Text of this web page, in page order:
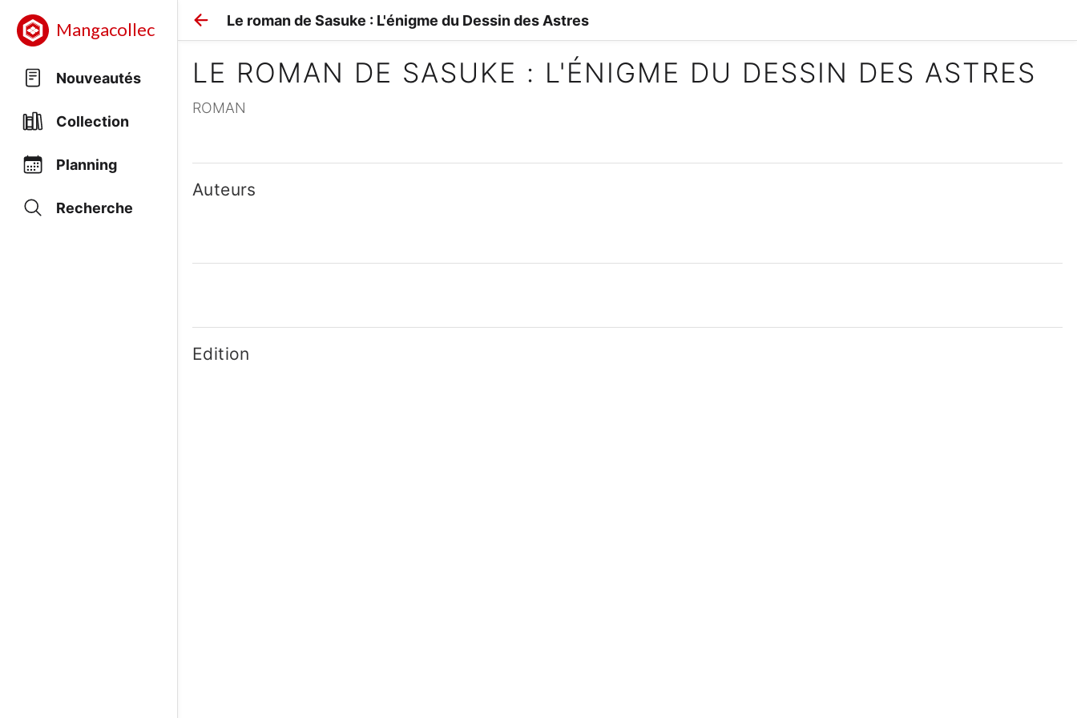
Mangacollec
Nouveautés
Collection
Planning
Recherche
Le roman de Sasuke : L'énigme du Dessin des Astres
LE ROMAN DE SASUKE : L'ÉNIGME DU DESSIN DES ASTRES
ROMAN
Auteurs
Edition